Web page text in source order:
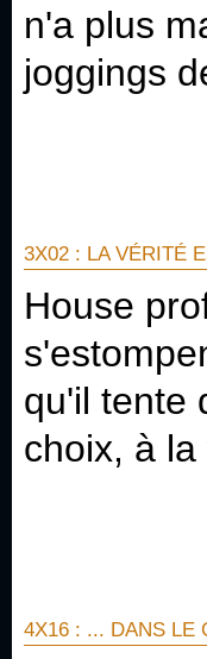
n'a plus
joggings
3X02 : LA VÉRITÉ
House
qu'il tente
choix, à
4X16 : ... DANS LE